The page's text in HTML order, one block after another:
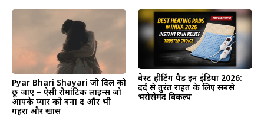
Pyar Bhari Shayari जो दिल को
छू जाए – ऐसी रोमांटिक लाइन्स जो
आपके प्यार को बना दें और भी
गहरा और खास
बेस्ट हीटिंग पैड इन इंडिया 2026:
दर्द से तुरंत राहत के लिए सबसे
भरोसेमंद विकल्प